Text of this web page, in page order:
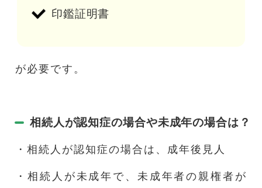
印鑑証明書
が必要です。
相続人が認知症の場合や未成年の場合は？
・相続人が認知症の場合は、成年後見人
・相続人が未成年で、未成年者の親権者が